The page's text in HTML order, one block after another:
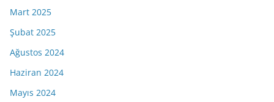
Mart 2025
Şubat 2025
Ağustos 2024
Haziran 2024
Mayıs 2024